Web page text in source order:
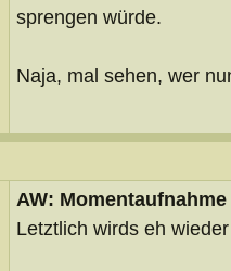
sprengen würde.
Naja, mal sehen, wer
AW: Momentaufnahme
Letztlich wirds eh